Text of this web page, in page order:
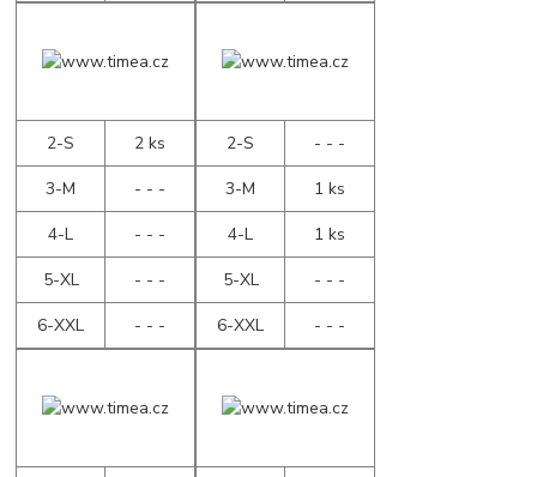
2-S
2 ks
3-M
- - -
4-L
- - -
5-XL
- - -
6-XXL
- - -
2-S
- - -
3-M
1 ks
4-L
1 ks
5-XL
- - -
6-XXL
- - -